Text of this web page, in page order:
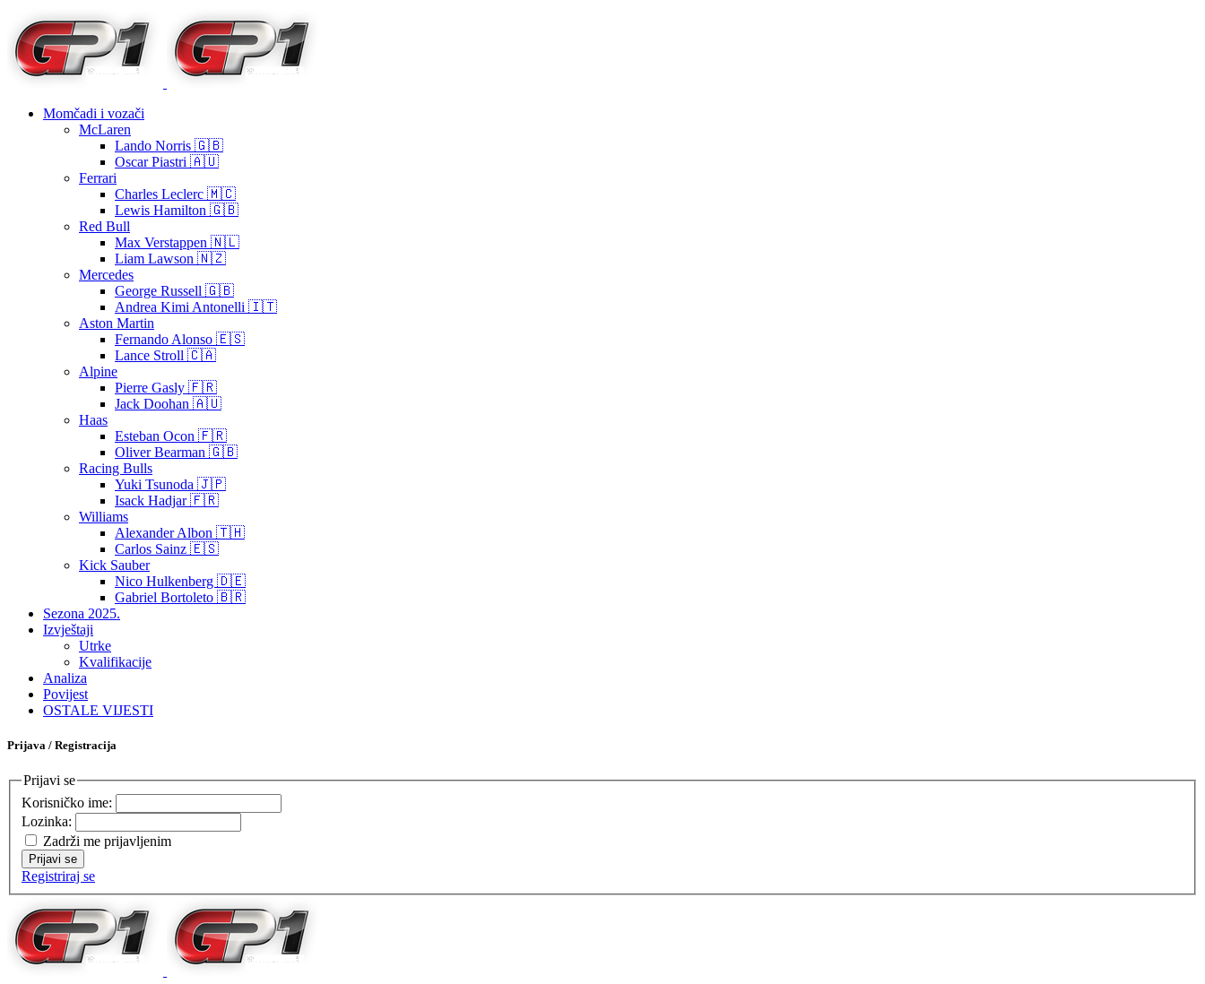
Momčadi i vozači
McLaren
Lando Norris 🇬🇧
Oscar Piastri 🇦🇺
Ferrari
Charles Leclerc 🇲🇨
Lewis Hamilton 🇬🇧
Red Bull
Max Verstappen 🇳🇱
Liam Lawson 🇳🇿
Mercedes
George Russell 🇬🇧
Andrea Kimi Antonelli 🇮🇹
Aston Martin
Fernando Alonso 🇪🇸
Lance Stroll 🇨🇦
Alpine
Pierre Gasly 🇫🇷
Jack Doohan 🇦🇺
Haas
Esteban Ocon 🇫🇷
Oliver Bearman 🇬🇧
Racing Bulls
Yuki Tsunoda 🇯🇵
Isack Hadjar 🇫🇷
Williams
Alexander Albon 🇹🇭
Carlos Sainz 🇪🇸
Kick Sauber
Nico Hulkenberg 🇩🇪
Gabriel Bortoleto 🇧🇷
Sezona 2025.
Izvještaji
Utrke
Kvalifikacije
Analiza
Povijest
OSTALE VIJESTI
Prijava / Registracija
Prijavi se
Korisničko ime:
Lozinka:
Zadrži me prijavljenim
Prijavi se
Registriraj se